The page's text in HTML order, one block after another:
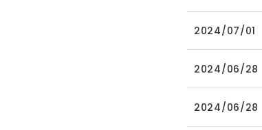
2024/07/01
2024/06/28
2024/06/28